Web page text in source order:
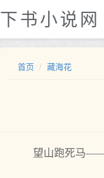
下书小说网
首页 藏海花
望山跑死马——